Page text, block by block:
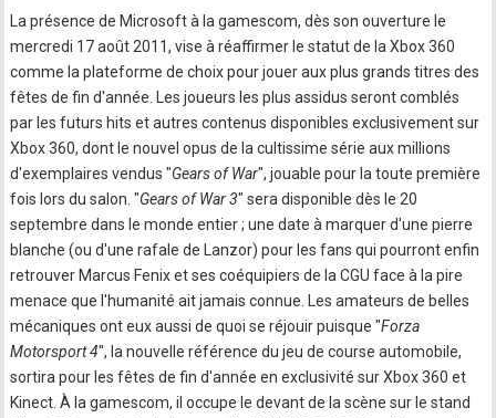
La présence de Microsoft à la gamescom, dès son ouverture le
mercredi 17 août 2011, vise à réaffirmer le statut de la Xbox 360
comme la plateforme de choix pour jouer aux plus grands titres des
fêtes de fin d'année. Les joueurs les plus assidus seront comblés
par les futurs hits et autres contenus disponibles exclusivement sur
Xbox 360, dont le nouvel opus de la cultissime série aux millions
d'exemplaires vendus "Gears of War", jouable pour la toute première
fois lors du salon. "Gears of War 3" sera disponible dès le 20
septembre dans le monde entier ; une date à marquer d'une pierre
blanche (ou d'une rafale de Lanzor) pour les fans qui pourront enfin
retrouver Marcus Fenix et ses coéquipiers de la CGU face à la pire
menace que l'humanité ait jamais connue. Les amateurs de belles
mécaniques ont eux aussi de quoi se réjouir puisque "Forza
Motorsport 4", la nouvelle référence du jeu de course automobile,
sortira pour les fêtes de fin d'année en exclusivité sur Xbox 360 et
Kinect. À la gamescom, il occupe le devant de la scène sur le stand